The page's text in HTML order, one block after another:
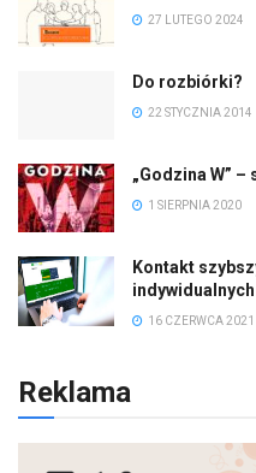
27 LUTEGO 2024
Do rozbiórki?
22 STYCZNIA 2014
„Godzina W”
1 SIERPNIA 2020
Kontakt
16 CZERWCA 2021
Reklama